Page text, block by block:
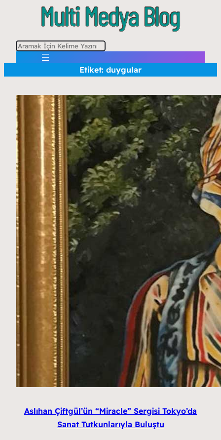
A
Etiket: duygular
Aslıhan Çiftgül’ün “Miracle” Sergisi Tokyo’da
Sanat Tutkunlarıyla Buluştu